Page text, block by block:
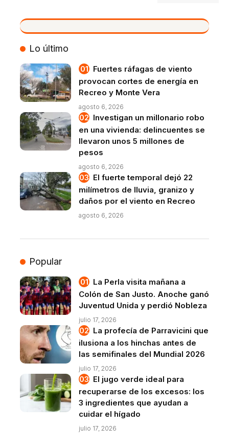
VIVO
Lo último
Fuertes ráfagas de viento
provocan cortes de energía en
Recreo y Monte Vera
agosto 6, 2026
Investigan un millonario robo
en una vivienda: delincuentes se
llevaron unos 5 millones de
pesos
agosto 6, 2026
El fuerte temporal dejó 22
milímetros de lluvia, granizo y
daños por el viento en Recreo
agosto 6, 2026
Popular
La Perla visita mañana a
Colón de San Justo. Anoche ganó
Juventud Unida y perdió Nobleza
julio 17, 2026
La profecía de Parravicini que
ilusiona a los hinchas antes de
las semifinales del Mundial 2026
julio 17, 2026
El jugo verde ideal para
recuperarse de los excesos: los
3 ingredientes que ayudan a
cuidar el hígado
julio 17, 2026